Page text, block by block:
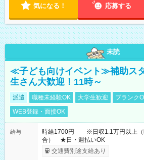
気になる！ 応募する
未読
≪子ども向けイベント≫補助ス
生さん大歓迎！11時～
派遣 職種未経験OK 大学生歓迎
ブランク
WEB登録・面接OK
給与
時給1700円 ※日収1.1万円以上（
合） ★日・週払いOK
交通費別途支給あり